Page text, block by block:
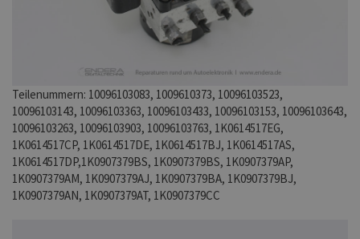
Teilenummern: 10096103083, 1009610373, 10096103523,
10096103143, 10096103363, 10096103433, 10096103153, 10096103643,
10096103263, 10096103903, 10096103763, 1K0614517EG,
1K0614517CP, 1K0614517DE, 1K0614517BJ, 1K0614517AS,
1K0614517DP,1K0907379BS, 1K0907379BS, 1K0907379AP,
1K0907379AM, 1K0907379AJ, 1K0907379BA, 1K0907379BJ,
1K0907379AN, 1K0907379AT, 1K0907379CC